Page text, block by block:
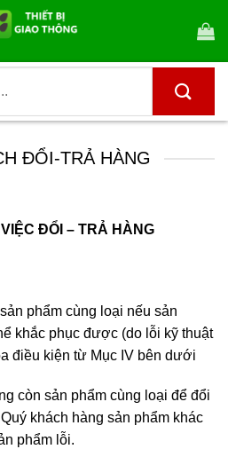
ĐỔI-TRẢ HÀNG
ĐỔI – TRẢ HÀNG
phẩm cùng loại nếu sản
khắc phục được (do lỗi kỹ thuật
điều kiện từ Mục IV bên dưới
còn sản phẩm cùng loại để đổi
khách hàng sản phẩm khác
phẩm lỗi.